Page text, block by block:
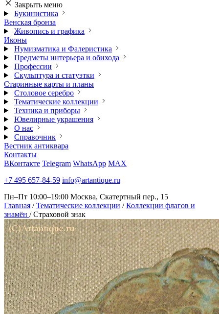
Закрыть меню
Букинистика
Венская бронза
Живопись и графика
Иконы
Нумизматика и Фалеристика
Предметы интерьера и обихода
Профессии
Скульптура и статуэтки
Старинные карты и планы
Столовое серебро
Тематические коллекции
Техника и приборы
Ювелирные украшения
О нас
Справочник
Вестник антиквара
Контакты
ВКонтакте Telegram WhatsApp MAX
+7 495 657-84-59 info@artantique.ru
Пн–Пт 10:00–19:00 Москва, Скатертный пер., 15
Главная / Тематические коллекции / Коллекции флагов и
знамён / Страховой знак